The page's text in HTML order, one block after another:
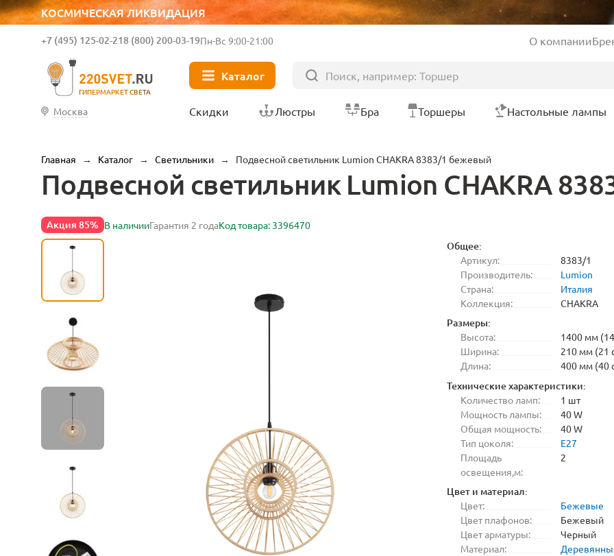
КОСМИЧЕСКАЯ ЛИКВИДАЦИЯ
ГИПЕРМАРКЕТ СВЕТА
+7 (495) 125-02-218 (800) 200-03-19Пн-Вс 9:00-21:00 О компании
Каталог
Москва Скидки Люстры Бра Торшеры Настольные лампы
Главная → Каталог → Светильники → Подвесной светильник Lumion CHAKRA 8383/1 бежевый
Подвесной светильник Lumion CHAKRA
Акция 85% В наличииГарантия 2 годаКод товара: 3396470
Общее:
Артикул:
8383/1
Производитель:
Lumion
Страна:
Италия
Коллекция:
CHAKRA
Размеры:
Высота:
1400 мм
Ширина:
210 мм (21
Длина:
400 мм (40
Технические характеристики:
Количество ламп:
1 шт
Мощность лампы:
40 W
Общая мощность:
40 W
Тип цоколя:
E27
Площадь
освещения,м:
2
Цвет и материал:
Цвет:
Бежевые
Цвет плафонов:
Бежевый
Цвет арматуры:
Черный
Материал: